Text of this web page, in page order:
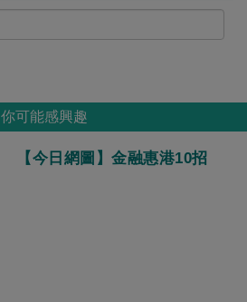
你可能感興趣
【今日網圖】金融惠港10招